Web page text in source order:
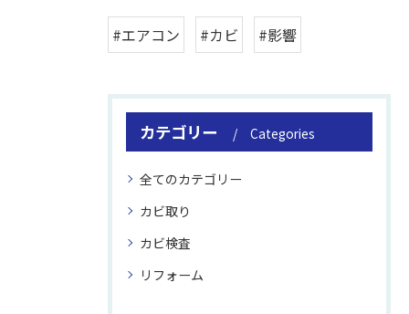
#エアコン #カビ #影響
カテゴリー Categories
全てのカテゴリー
カビ取り
カビ検査
リフォーム